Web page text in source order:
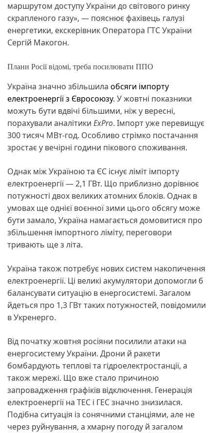
маршрутом доступу України до світового ринку
скрапленого газу», — пояснює фахівець галузі
енергетики, екскерівник Оператора ГТС України
Сергій Макогон.
Плани Росії відомі, треба посилювати ППО
Україна значно збільшила обсяги імпорту
електроенергії з Євросоюзу. У жовтні показники
можуть бути вдвічі більшими, ніж у вересні,
порахували аналітики ExPro. Імпорт уже перевищує
300 тисяч МВт-год. Особливо стрімко постачання
зростає у вечірні години пікового споживання.
Однак між Україною та ЄС існує ліміт імпорту
електроенергії — 2,1 ГВт. Що приблизно дорівнює
потужності двох великих атомних блоків. Однак в
умовах ще однієї воєнної зими цього обсягу може
бути замало, Україна намагається домовитися про
збільшення імпортного ліміту, переговори
тривають ще з літа.
Україна також потребує нових систем накопичення
електроенергії. Ці великі акумулятори допомогли б
балансувати ситуацію в енергосистемі. Загалом
йдеться про 1,3 ГВт таких потужностей, повідомили
в Укренерго.
Від початку жовтня росіяни посилили атаки на
енергосистему України. Дрони й ракети
бомбардують теплові та гідроелектростанції, а
також мережі. Що вже стало причиною
запровадження графіків відключення. Генерація
електроенергії на ТЕС і ГЕС значно знизилася.
Подібна ситуація із сонячними станціями, але не
через руйнування, а хмарну погоду й загалом